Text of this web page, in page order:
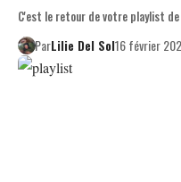
C'est le retour de votre playlist
ParLilie Del Sol16 février